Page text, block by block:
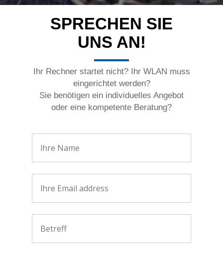
SPRECHEN SIE
UNS AN!
Ihr Rechner startet nicht? Ihr WLAN muss
eingerichtet werden?
Sie benötigen ein individuelles Angebot
oder eine kompetente Beratung?